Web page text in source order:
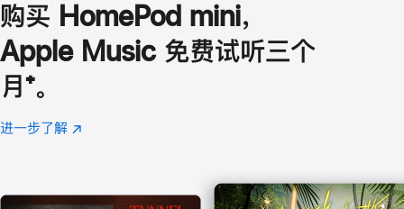
购买 HomePod mini，
Apple Music 免费试听三个
月 脚
注
⁺。
进一步了解 Apple
(在
口